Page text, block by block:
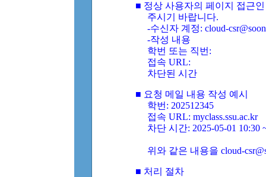
■ 정상 사용자의 페이지 접근
주시기 바랍니다.
-수신자 계정: cloud-
-작성 내용
학번 또는 직번:
접속 URL:
차단된 시간
■ 요청 메일 내용 작성 예시
학번: 202512345
접속 URL: myclass.ssu.ac.kr
차단 시간: 2025-05-01 10:30
위와 같은 내용을 cloud-
■ 처리 절차